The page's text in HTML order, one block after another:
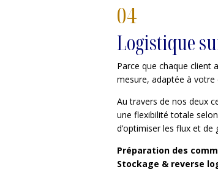
04
Logistique
Parce que chaque client
mesure, adaptée à votre
Au travers de nos deux
une flexibilité totale
d’optimiser les flux et
Préparation des
Stockage & reverse